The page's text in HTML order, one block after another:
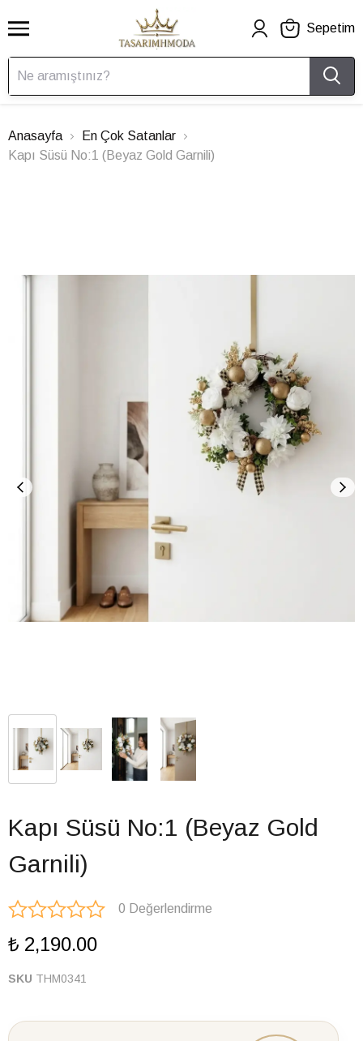
Sepetim
Anasayfa
En Çok Satanlar
Kapı Süsü No:1 (Beyaz Gold Garnili)
Kapı Süsü No:1 (Beyaz Gold
Garnili)
0 Değerlendirme
₺ 2,190.00
SKU THM0341